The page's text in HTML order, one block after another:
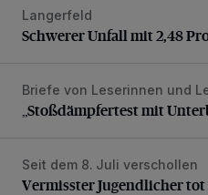
Schwerer Unfall mit 2,48
Langerfeld
Schwerer Unfall mit 2,48
„Stoßdämpfertest mit
Briefe von Leserinnen und
„Stoßdämpfertest mit
Vermisster Jugendlicher tot
Seit dem 8. Juli verschollen
Vermisster Jugendlicher